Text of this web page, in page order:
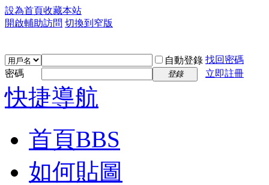
設為首頁收藏本站
開啟輔助訪問 切換到窄版
自動登錄 找回密碼
密碼
登錄 立即註冊
快捷導航
首頁BBS
如何貼圖